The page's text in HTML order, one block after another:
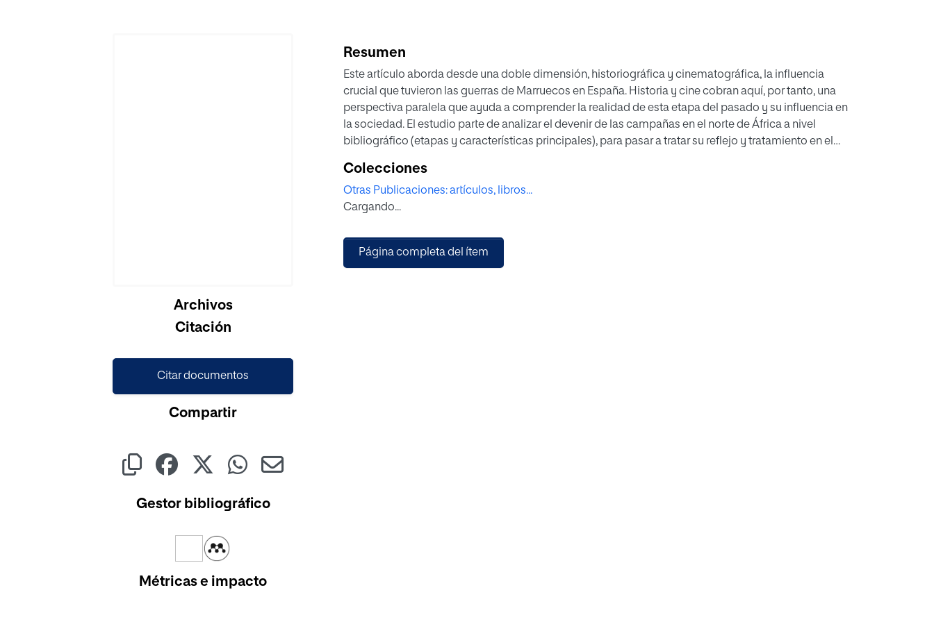
Archivos
Citación
Citar documentos
Compartir
Gestor bibliográfico
Métricas e impacto
Resumen
Este artículo aborda desde una doble dimensión, historiográfica y cinematográfica, la influencia
crucial que tuvieron las guerras de Marruecos en España. Historia y cine cobran aquí, por tanto, una
perspectiva paralela que ayuda a comprender la realidad de esta etapa del pasado y su influencia en
la sociedad. El estudio parte de analizar el devenir de las campañas en el norte de África a nivel
bibliográfico (etapas y características principales), para pasar a tratar su reflejo y tratamiento en el
donde se perfiló su imaginario y mitificación finales.
Colecciones
Otras Publicaciones: artículos, libros...
Cargando...
Página completa del ítem